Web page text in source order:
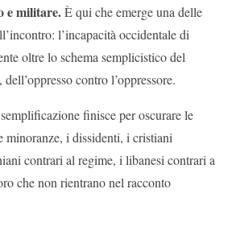
e militare.È qui che emerge una delle
l’incapacità occidentale di
oltre lo schema semplicistico del
contro l’oppressore.
finisce per oscurare le
minoranze, i dissidenti, i cristiani
contrari al regime, i libanesi contrari a
che non rientrano nel racconto